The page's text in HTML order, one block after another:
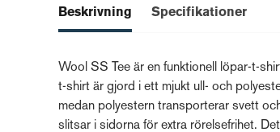
Beskrivning Specifikationer
Wool SS Tee är en funktionell löpar-t-
t-shirt är gjord i ett mjukt ull- och
medan polyestern transporterar svett
slitsar i sidorna för extra rörelsefrihet.